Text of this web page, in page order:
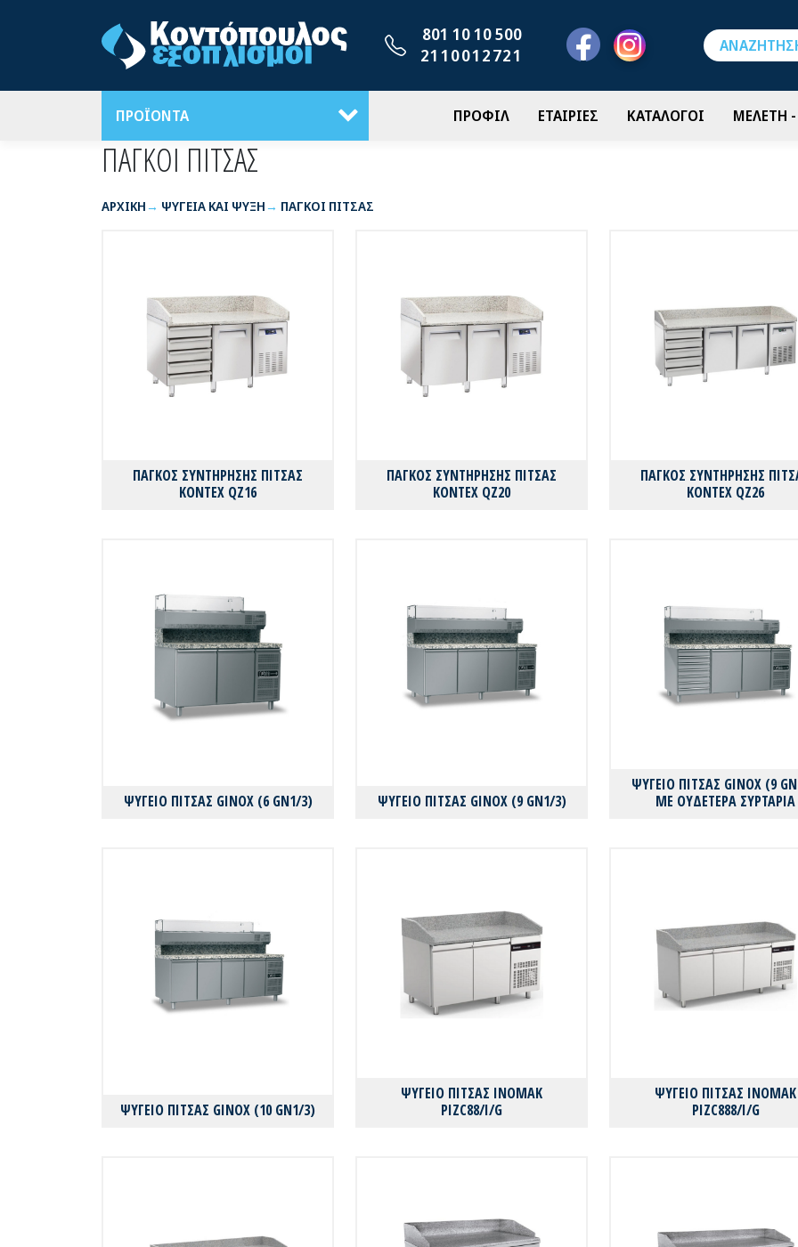
801 10 10 500
2110012721
ΠΡΟΪΟΝΤΑ ΠΡΟΦΙΛ ΕΤΑΙΡΙΕΣ ΚΑΤΑΛΟΓΟΙ ΜΕΛΕΤΗ
ΠΑΓΚΟΙ ΠΙΤΣΑΣ
ΑΡΧΙΚΉ ΨΥΓΕΙΑ ΚΑΙ ΨΥΞΗ ΠΑΓΚΟΙ ΠΙΤΣΑΣ
ΠΑΓΚΟΣ ΣΥΝΤΗΡΗΣΗΣ ΠΙΤΣΑΣ
KONTEX QZ16
ΠΑΓΚΟΣ ΣΥΝΤΗΡΗΣΗΣ ΠΙΤΣΑΣ
KONTEX QZ20
ΠΑΓΚΟΣ ΣΥΝΤΗΡΗΣΗΣ
KONTEX QZ26
ΨΥΓΕΙΟ ΠΙΤΣΑΣ GINOX (6 GN1/3) ΨΥΓΕΙΟ ΠΙΤΣΑΣ GINOX (9 GN1/3)
ΨΥΓΕΙΟ ΠΙΤΣΑΣ GINOX (9
ΜΕ ΟΥΔΕΤΕΡΑ ΣΥΡΤΑΡΙΑ
ΨΥΓΕΙΟ ΠΙΤΣΑΣ GINOX (10 GN1/3)
ΨΥΓΕΙΟ ΠΙΤΣΑΣ INOMAK
PIZC88/I/G
ΨΥΓΕΙΟ ΠΙΤΣΑΣ INOMAK
PIZC888/I/G